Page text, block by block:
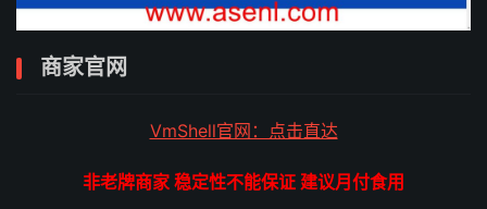
商家官网
VmShell官网：点击直达
非老牌商家 稳定性不能保证 建议月付食用